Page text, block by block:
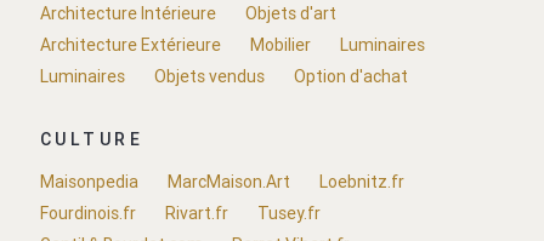
Architecture Intérieure
Objets d'art
Architecture Extérieure
Mobilier
Luminaires
Luminaires
Objets vendus Option d'achat
CULTURE
Maisonpedia
MarcMaison.Art
Loebnitz.fr
Fourdinois.fr
Rivart.fr
Tusey.fr